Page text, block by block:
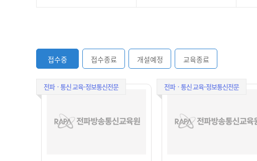
접수중 접수종료 개설예정 교육종료
전파ㆍ통신 교육-정보통신전문 전파ㆍ통신 교육-정보통신전문